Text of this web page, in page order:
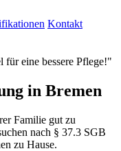
Kontakt
für eine bessere Pflege!"
in Bremen
Familie gut zu
nach § 37.3 SGB
zu Hause.